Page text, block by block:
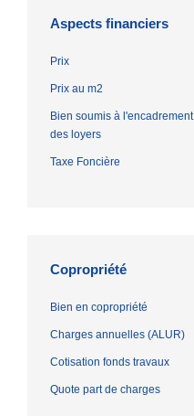
Aspects financiers
Prix
Prix au m2
Bien soumis à l'encadrement
des loyers
Taxe Foncière
Copropriété
Bien en copropriété
Charges annuelles (ALUR)
Cotisation fonds travaux
Quote part de charges